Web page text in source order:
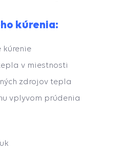
kúrenia:
kúrenie
v miestnosti
zdrojov tepla
vplyvom prúdenia